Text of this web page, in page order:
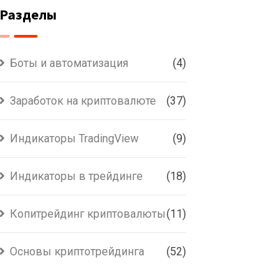
Разделы
Боты и автоматизация (4)
Заработок на криптовалюте (37)
Индикаторы TradingView (9)
Индикаторы в трейдинге (18)
Копитрейдинг криптовалюты(11)
Основы криптотрейдинга (52)